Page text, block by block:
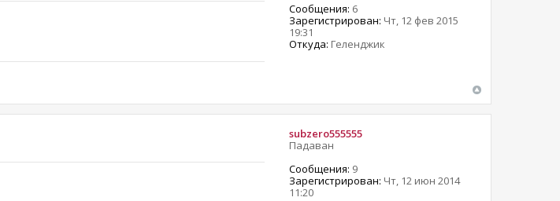
Сообщения: 6
Зарегистрирован: Чт, 12 фев 2015
19:31
Откуда: Геленджик
subzero555555
Падаван
Сообщения: 9
Зарегистрирован: Чт, 12 июн 2014
11:20